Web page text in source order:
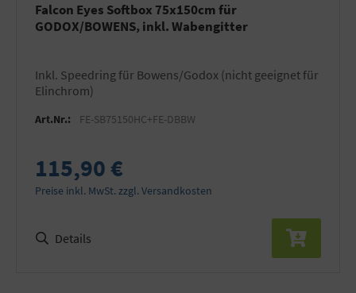
Falcon Eyes Softbox 75x150cm für
GODOX/BOWENS, inkl. Wabengitter
inkl. Speedring für Bowens/Godox (nicht geeignet für
Elinchrom)
Art.Nr.: FE-SB75150HC+FE-DBBW
115,90 €
Preise inkl. MwSt. zzgl. Versandkosten
Details